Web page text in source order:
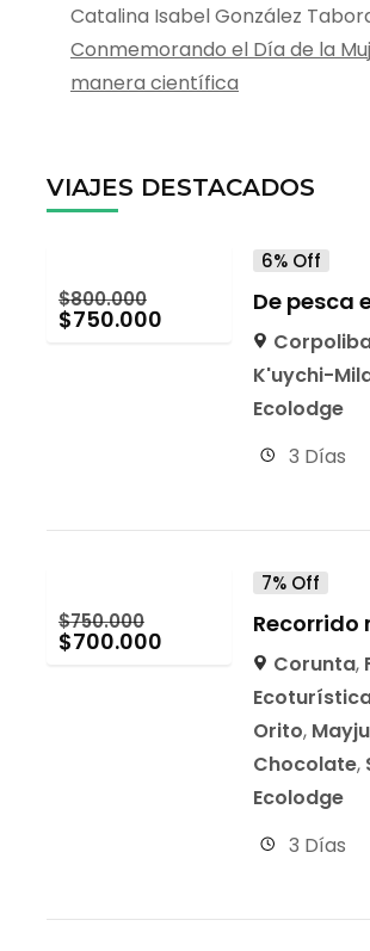
Catalina Isabel González
Conmemorando el Día de la
manera científica
VIAJES DESTACADOS
$800.000
$750.000
6% Off
De pesca
K'uychi-
Ecolodge
3 Días
$750.000
$700.000
7% Off
Recorrido
Corunta,
Orito, Mayju
Chocolate,
Ecolodge
3 Días